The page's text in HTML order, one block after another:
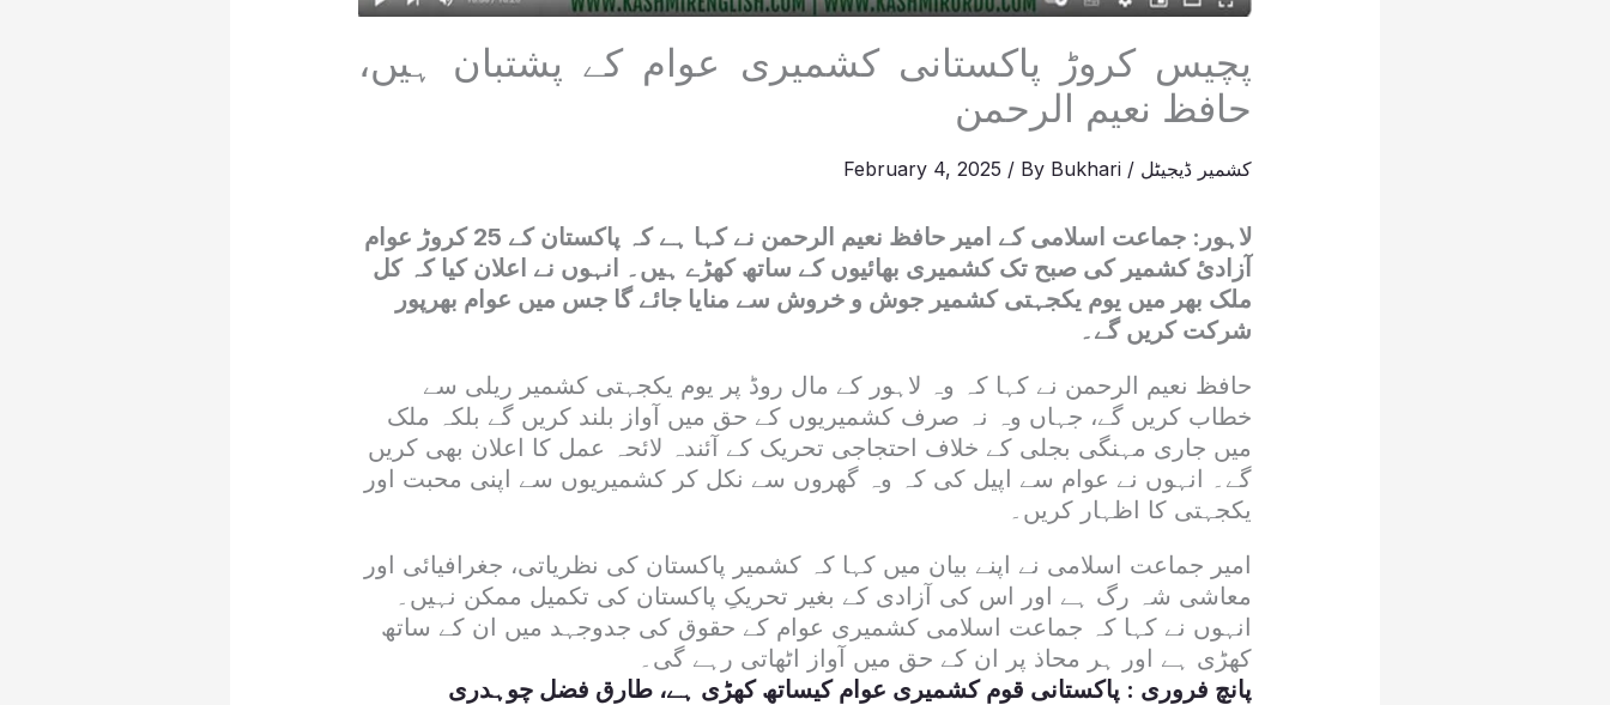
پچیس کروڑ پاکستانی کشمیری عوام کے پشتبان ہیں،
حافظ نعیم الرحمن
کشمیر ڈیجیٹل /
February 4, 2025 / By Bukhari
لاہور: جماعت اسلامی کے امیر حافظ نعیم الرحمن نے کہا ہے کہ پاکستان کے 25 کروڑ عوام
آزادیٔ کشمیر کی صبح تک کشمیری بھائیوں کے ساتھ کھڑے ہیں۔ انہوں نے اعلان کیا کہ کل
ملک بھر میں یوم یکجہتی کشمیر جوش و خروش سے منایا جائے گا جس میں عوام بھرپور
شرکت کریں گے۔
حافظ نعیم الرحمن نے کہا کہ وہ لاہور کے مال روڈ پر یوم یکجہتی کشمیر ریلی سے
خطاب کریں گے، جہاں وہ نہ صرف کشمیریوں کے حق میں آواز بلند کریں گے بلکہ ملک
میں جاری مہنگی بجلی کے خلاف احتجاجی تحریک کے آئندہ لائحہ عمل کا اعلان بھی کریں
گے۔ انہوں نے عوام سے اپیل کی کہ وہ گھروں سے نکل کر کشمیریوں سے اپنی محبت اور
یکجہتی کا اظہار کریں۔
امیر جماعت اسلامی نے اپنے بیان میں کہا کہ کشمیر پاکستان کی نظریاتی، جغرافیائی اور
معاشی شہ رگ ہے اور اس کی آزادی کے بغیر تحریکِ پاکستان کی تکمیل ممکن نہیں۔
انہوں نے کہا کہ جماعت اسلامی کشمیری عوام کے حقوق کی جدوجہد میں ان کے ساتھ
کھڑی ہے اور ہر محاذ پر ان کے حق میں آواز اٹھاتی رہے گی۔
پانچ فروری : پاکستانی قوم کشمیری عوام کیساتھ کھڑی ہے، طارق فضل چوہدری